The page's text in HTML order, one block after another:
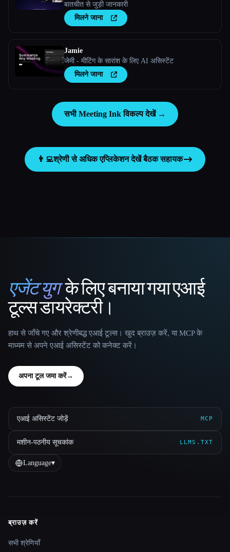
बातचीत से जुड़ी जानकारी
मिलने जाना
Jamie
जेमी - मीटिंग के सारांश के लिए AI असिस्टेंट
मिलने जाना
सभी Meeting Ink विकल्प देखें →
👨‍💻श्रेणी से अधिक एप्लिकेशन देखेंबैठक सहायक
That AI Collection
एजेंट युगके लिए बनाया गया एआई
टूल्स डायरेक्टरी।
हाथ से जाँचे गए और श्रेणीबद्ध एआई टूल्स। खुद ब्राउज़ करें, या MCP के
माध्यम से अपने एआई असिस्टेंट को कनेक्ट करें।
अपना टूल जमा करें→
एआई असिस्टेंट जोड़ें MCP
मशीन-पठनीय सूचकांक LLMS.TXT
Language▾
Site navigation
ब्राउज़ करें
सभी श्रेणियाँ